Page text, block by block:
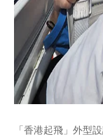
「香港起飛」外型